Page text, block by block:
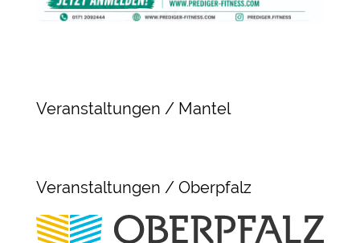
Veranstaltungen / Mantel
Veranstaltungen / Oberpfalz